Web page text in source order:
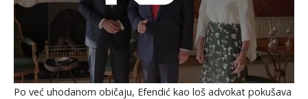
Po već uhodanom običaju, Efendić kao loš advokat pokušava